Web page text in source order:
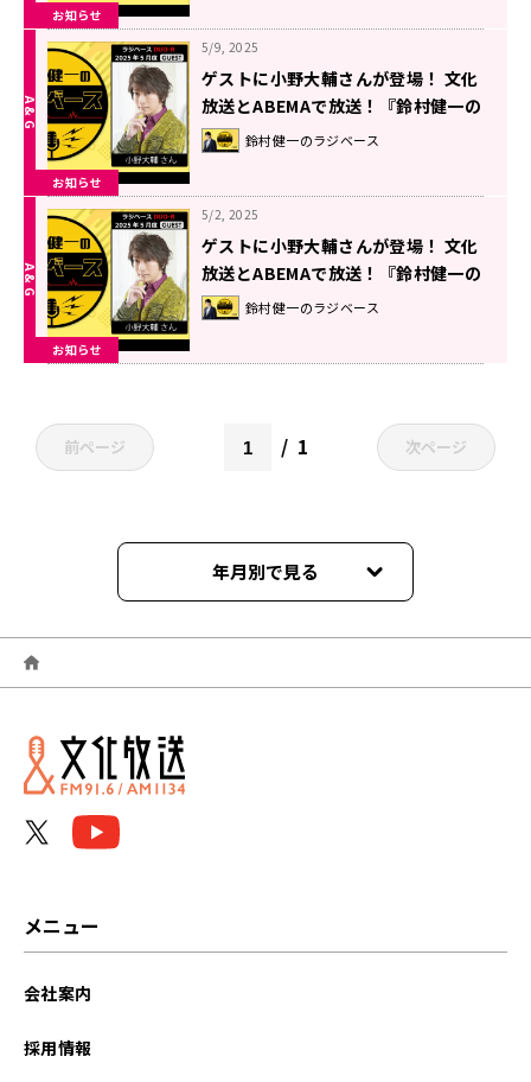
お知らせ
お知らせ
5/9, 2025
ゲストに小野大輔さんが登場！ 文化
放送とABEMAで放送！『鈴村健一の
ラジベース』#163
鈴村健一のラジベース
お知らせ
5/2, 2025
ゲストに小野大輔さんが登場！ 文化
放送とABEMAで放送！『鈴村健一の
ラジベース』#162
鈴村健一のラジベース
前ページ 1 次ページ
年月別で見る
2026年06月
2026年05月
2026年04月
メニュー
会社案内
採用情報